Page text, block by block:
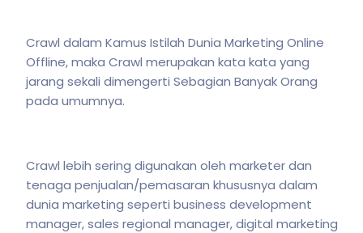
Crawl dalam Kamus Istilah Dunia Marketing Online
Offline, maka Crawl merupakan kata kata yang
jarang sekali dimengerti Sebagian Banyak Orang
pada umumnya.
Crawl lebih sering digunakan oleh marketer dan
tenaga penjualan/pemasaran khususnya dalam
dunia marketing seperti business development
manager, sales regional manager, digital marketing